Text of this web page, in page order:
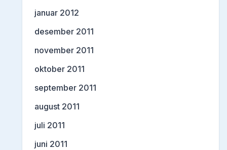
januar 2012
desember 2011
november 2011
oktober 2011
september 2011
august 2011
juli 2011
juni 2011